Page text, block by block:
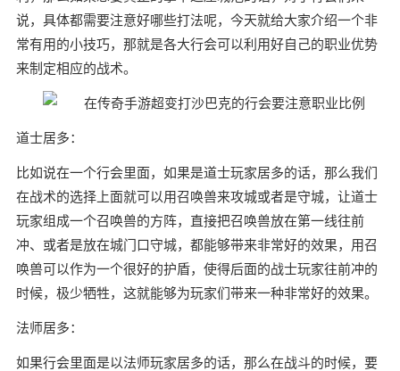
说，具体都需要注意好哪些打法呢，今天就给大家介绍一个非
常有用的小技巧，那就是各大行会可以利用好自己的职业优势
来制定相应的战术。
道士居多：
比如说在一个行会里面，如果是道士玩家居多的话，那么我们
在战术的选择上面就可以用召唤兽来攻城或者是守城，让道士
玩家组成一个召唤兽的方阵，直接把召唤兽放在第一线往前
冲、或者是放在城门口守城，都能够带来非常好的效果，用召
唤兽可以作为一个很好的护盾，使得后面的战士玩家往前冲的
时候，极少牺牲，这就能够为玩家们带来一种非常好的效果。
法师居多：
如果行会里面是以法师玩家居多的话，那么在战斗的时候，要